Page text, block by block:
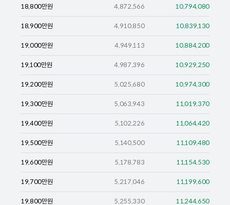
18,800만원 4,872,566 10,794,080
18,900만원 4,910,850 10,839,130
19,000만원 4,949,113 10,884,200
19,100만원 4,987,396 10,929,250
19,200만원 5,025,680 10,974,300
19,300만원 5,063,943 11,019,370
19,400만원 5,102,226 11,064,420
19,500만원 5,140,500 11,109,480
19,600만원 5,178,783 11,154,530
19,700만원 5,217,046 11,199,600
19,800만원 5,255,330 11,244,650